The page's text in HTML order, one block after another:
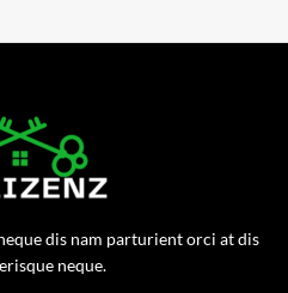
dis nam parturient orci at dis
neque.